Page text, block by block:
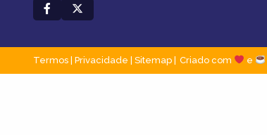
Termos Privacidade Sitemap Criado com e